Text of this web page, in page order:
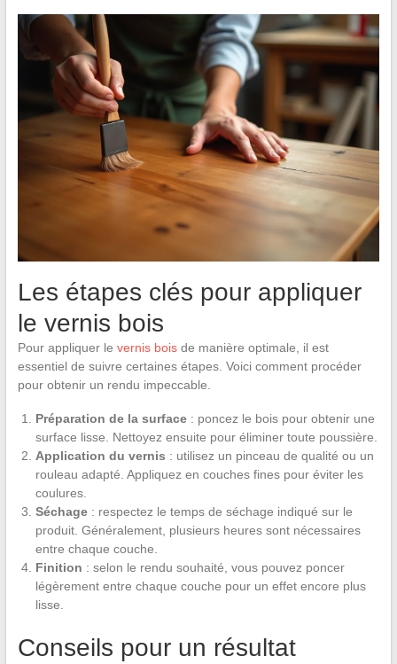
Les étapes clés pour appliquer
le vernis bois
Pour appliquer le vernis boisde manière optimale, il est
essentiel de suivre certaines étapes. Voici comment procéder
pour obtenir un rendu impeccable.
Préparation de la surface: poncez le bois pour obtenir une
surface lisse. Nettoyez ensuite pour éliminer toute poussière.
Application du vernis : utilisez un pinceau de qualité ou un
rouleau adapté. Appliquez en couches fines pour éviter les
coulures.
Séchage: respectez le temps de séchage indiqué sur le
produit. Généralement, plusieurs heures sont nécessaires
entre chaque couche.
Finition : selon le rendu souhaité, vous pouvez poncer
légèrement entre chaque couche pour un effet encore plus
lisse.
Conseils pour un résultat